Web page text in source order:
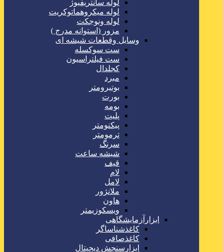
لوله سانتریفیوژ
لوله میکروهماتوکریت
لوله ونوجکت
مزور (استوانه مدرج )
وسایل وقطعات شیشه ای
ست سوکسله
ست فیلتراسیون
کجلدال
مبرد
بوتیرومتر
بورت
بومه
پلیت
پیکنومتر
ترمومتر
سرنگ
شیشه ساعت
قیف
لام
لامل
ملانژور
هاون
ویسکوزیمتر
ابزارآزمایشگاهی
کاغذشناساگر
کاغذصافی
ابزارسنجش دیجیتال